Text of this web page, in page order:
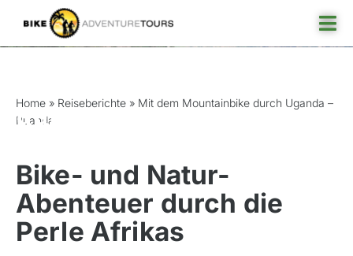
Reisefinder
Angebote
Rund ums Reisen
Über uns
Mit dem Mountainbike
durch Uganda – Ruanda
Home» Reiseberichte» Mit dem Mountainbike durch Uganda –
Ruanda
Bike- und Natur-
Abenteuer durch die
Perle Afrikas